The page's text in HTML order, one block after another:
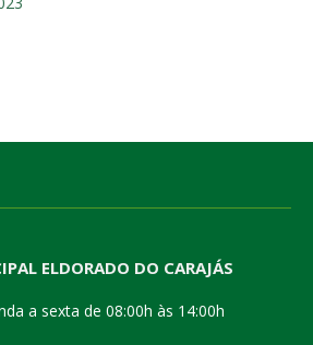
ELDORADO DO CARAJÁS
a sexta de 08:00h às 14:00h